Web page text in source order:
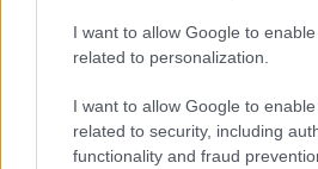
I want to allow Google to
related to personalization.
I want to allow Google to
related to security, including
functionality and fraud